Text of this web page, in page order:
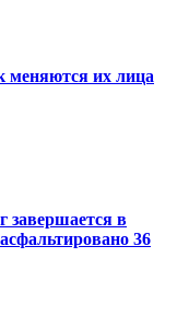
меняются их лица
завершается в
36